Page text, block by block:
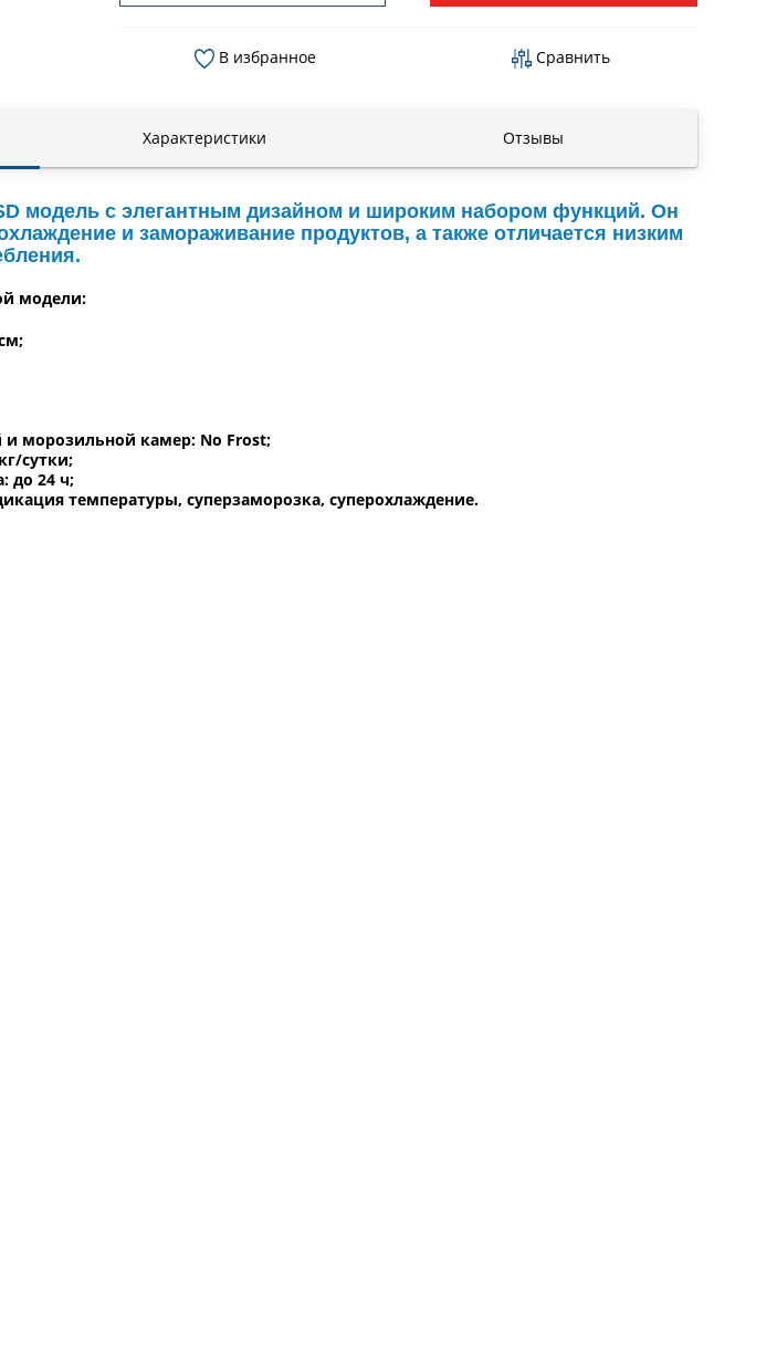
В избранное Сравнить
Характеристики Отзывы
модель с элегантным дизайном и широким набором функций. Он
и замораживание продуктов, а также отличается низким
модели:
морозильной камер: No Frost;
сутки;
до 24 ч;
температуры, суперзаморозка, суперохлаждение.